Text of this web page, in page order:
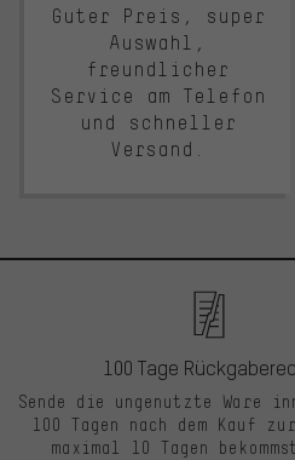
Guter Preis, super
Auswahl,
freundlicher
Service am Telefon
und schneller
Versand.
100 Tage
Sende die ungenutzte Ware
100 Tagen nach dem Kauf
maximal 10 Tagen